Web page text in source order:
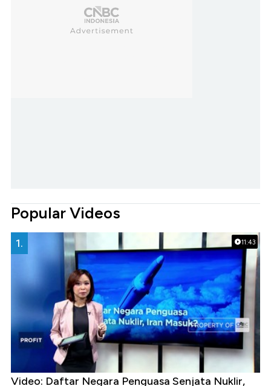
Popular Videos
11:43
1.
Video: Daftar Negara Penguasa Senjata Nuklir,